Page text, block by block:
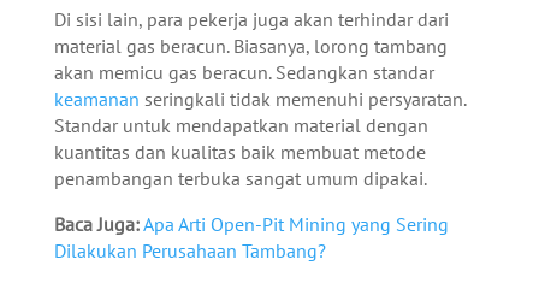
Di sisi lain, para pekerja juga akan terhindar dari
material gas beracun. Biasanya, lorong tambang
akan memicu gas beracun. Sedangkan standar
keamanan seringkali tidak memenuhi persyaratan.
Standar untuk mendapatkan material dengan
kuantitas dan kualitas baik membuat metode
penambangan terbuka sangat umum dipakai.
Baca Juga:Apa Arti Open-Pit Mining yang Sering
Dilakukan Perusahaan Tambang?